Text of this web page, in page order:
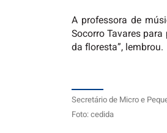
A professora de
Socorro Tavares
da floresta”, lembrou.
Secretário de Micro e
Foto: cedida